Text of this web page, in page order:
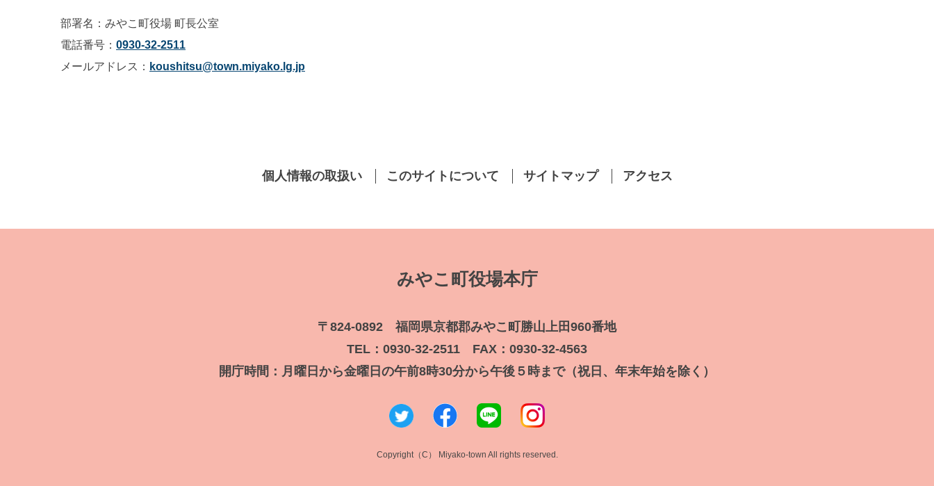
部署名：みやこ町役場 町長公室
電話番号： 0930-32-2511
メールアドレス： koushitsu@town.miyako.lg.jp
個人情報の取扱い このサイトについて サイトマップ アクセス
みやこ町役場本庁
〒824-0892 福岡県京都郡みやこ町勝山上田960番地
TEL：0930-32-2511 FAX：0930-32-4563
開庁時間：月曜日から金曜日の午前8時30分から午後５時まで（祝日、年末年始を除く）
Copyright（C） Miyako-town All rights reserved.